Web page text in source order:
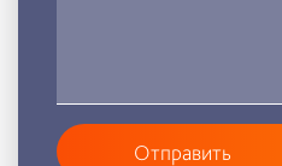
Отправить